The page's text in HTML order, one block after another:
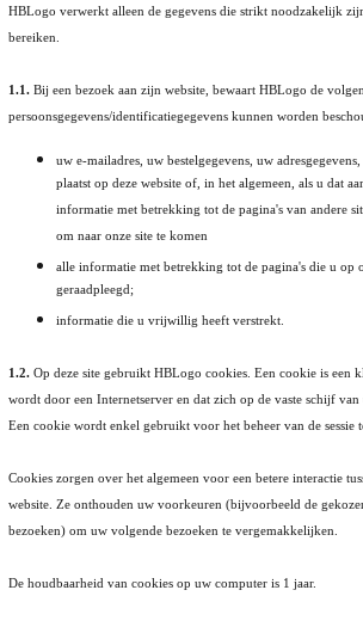
HBLogo verwerkt alleen de gegevens die strikt noodzakelijk
bereiken.
1.1.Bij een bezoek aan zijn website, bewaart HBLogo de
persoonsgegevens/identificatiegegevens kunnen worden
uw e-mailadres, uw bestelgegevens, uw
plaatst op deze website of, in het algemeen, als u dat
informatie met betrekking tot de pagina's van andere
om naar onze site te komen
alle informatie met betrekking tot de pagina's die u op
geraadpleegd;
informatie die u vrijwillig heeft verstrekt.
1.2. Op deze site gebruikt HBLogo cookies. Een cookie is een
wordt door een Internetserver en dat zich op de vaste schijf van
Een cookie wordt enkel gebruikt voor het beheer van de sessie
Cookies zorgen over het algemeen voor een betere interactie
website. Ze onthouden uw voorkeuren (bijvoorbeeld de
bezoeken) om uw volgende bezoeken te vergemakkelijken.
De houdbaarheid van cookies op uw computer is 1 jaar.